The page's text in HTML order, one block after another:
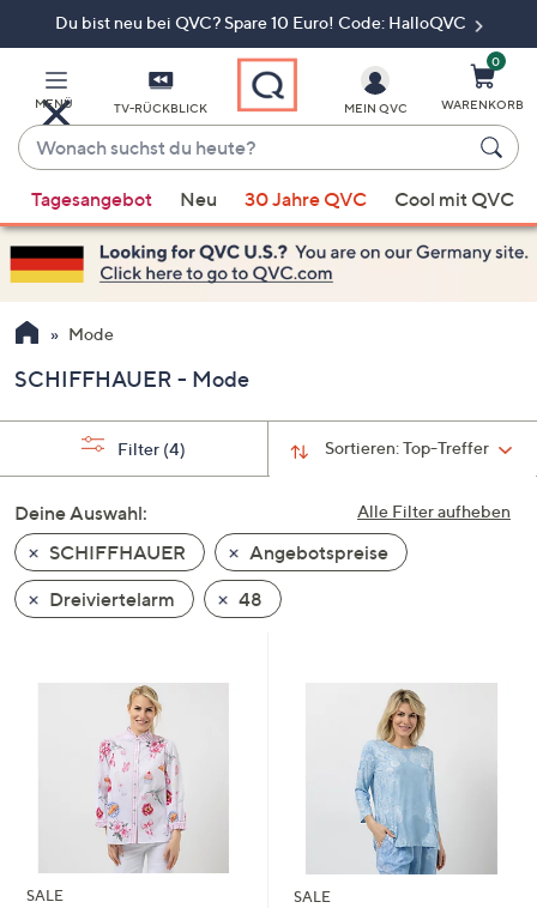
Du bist neu bei QVC? Spare 10 Euro! Code: HalloQVC
MENÜ TV-RÜCKBLICK
Wonach
suchst
du
heute?
Vorschläge
verfügbar
sind,
verwenden
Sie
Pfeiltasten
nach
und
nach
unten
oder
wischen
Sie
diese
anzuzeigen.
MEIN QVC
0
WARENKORB
Tagesangebot Neu 30 Jahre QVC Cool mit QVC
Mode
SCHIFFHAUER - Mode
Sortieren:Top-Treffer
Filter (4)
Alle Filter aufheben
Deine Auswahl:
SCHIFFHAUER
Angebotspreise
Dreiviertelarm
48
SALE
SALE